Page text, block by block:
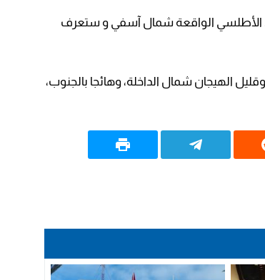
الأطلسي الواقعة شمال آسفي و ستعرف
الهيجان شمال الداخلة، وهائجا بالجنوب،